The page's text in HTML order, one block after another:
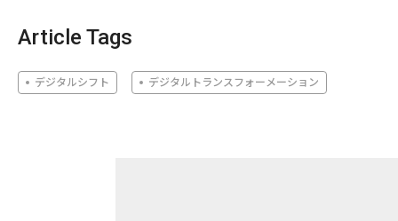
Article Tags
デジタルシフト デジタルトランスフォーメーション